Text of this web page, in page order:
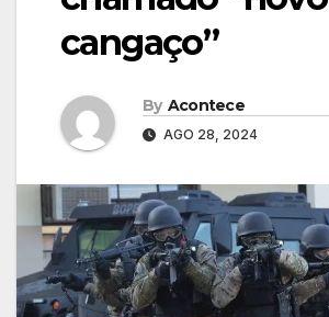
cangaço”
By Acontece
AGO 28, 2024